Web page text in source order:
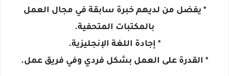
* يفضل من لديهم خبرة سابقة في مجال العمل
بالمكتبات المتحفية.
* إجادة اللغة الإنجليزية.
* القدرة على العمل بشكل فردي وفي فريق عمل.